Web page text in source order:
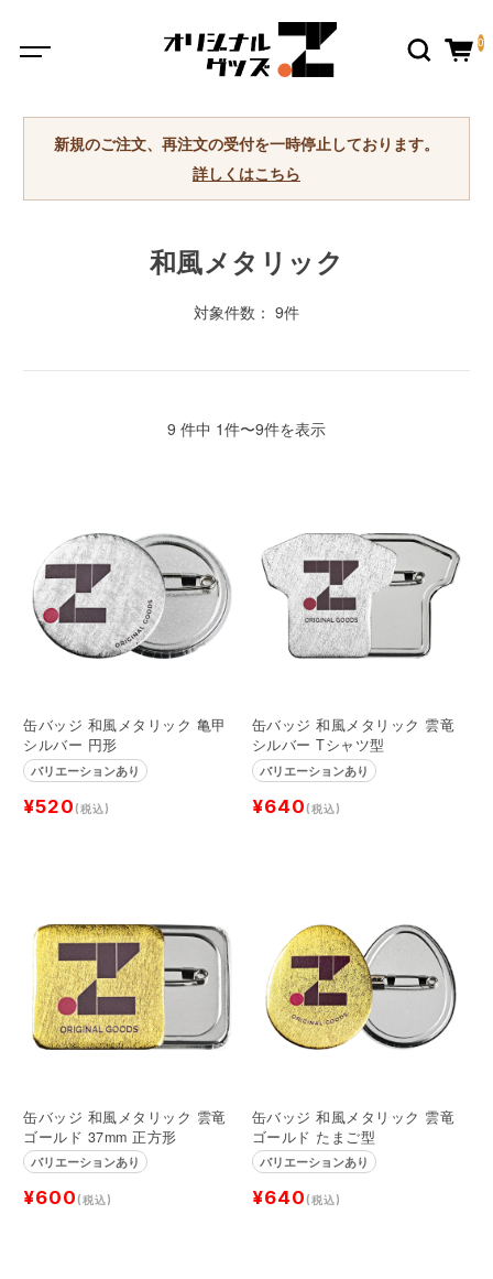
0
新規のご注文、再注文の受付を一時停止しております。
詳しくはこちら
和風メタリック
対象件数： 9件
9 件中 1件〜9件を表示
缶バッジ 和風メタリック 亀甲
シルバー 円形
バリエーションあり
¥520(税込)
缶バッジ 和風メタリック 雲竜
シルバー Tシャツ型
バリエーションあり
¥640(税込)
缶バッジ 和風メタリック 雲竜
ゴールド 37mm 正方形
バリエーションあり
¥600(税込)
缶バッジ 和風メタリック 雲竜
ゴールド たまご型
バリエーションあり
¥640(税込)